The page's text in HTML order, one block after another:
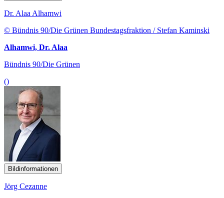
Dr. Alaa Alhamwi
© Bündnis 90/Die Grünen Bundestagsfraktion / Stefan Kaminski
Alhamwi, Dr. Alaa
Bündnis 90/Die Grünen
()
Bildinformationen
Jörg Cezanne